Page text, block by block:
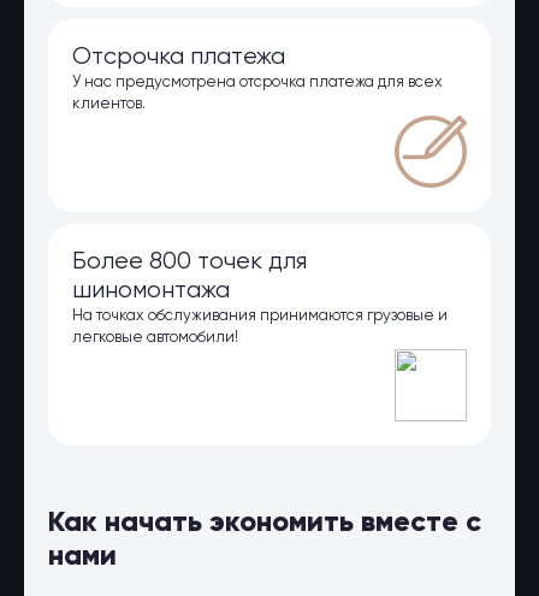
Отсрочка платежа
У нас предусмотрена отсрочка платежа для всех
клиентов.
Более 800 точек для
шиномонтажа
На точках обслуживания принимаются грузовые и
легковые автомобили!
Как начать экономить вместе с
нами